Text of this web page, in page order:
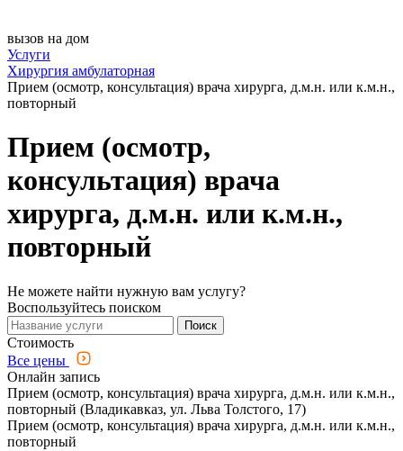
вызов на дом
Услуги
Хирургия амбулаторная
Прием (осмотр, консультация) врача хирурга, д.м.н. или к.м.н.,
повторный
Прием (осмотр,
консультация) врача
хирурга, д.м.н. или к.м.н.,
повторный
Не можете найти нужную вам услугу?
Воспользуйтесь поиском
Поиск
Стоимость
Все цены
Онлайн запись
Прием (осмотр, консультация) врача хирурга, д.м.н. или к.м.н.,
повторный (Владикавказ, ул. Льва Толстого, 17)
Прием (осмотр, консультация) врача хирурга, д.м.н. или к.м.н.,
повторный